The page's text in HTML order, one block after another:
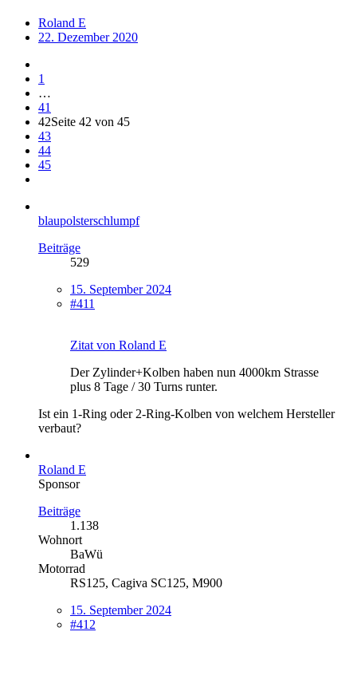
Roland E
22. Dezember 2020
1
…
41
42Seite 42 von 45
43
44
45
blaupolsterschlumpf
Beiträge
529
15. September 2024
#411
Zitat von Roland E
Der Zylinder+Kolben haben nun 4000km Strasse
plus 8 Tage / 30 Turns runter.
Ist ein 1-Ring oder 2-Ring-Kolben von welchem Hersteller
verbaut?
Roland E
Sponsor
Beiträge
1.138
Wohnort
BaWü
Motorrad
RS125, Cagiva SC125, M900
15. September 2024
#412